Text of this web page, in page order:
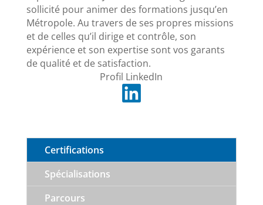
sollicité pour animer des formations jusqu’en
Métropole. Au travers de ses propres missions
et de celles qu’il dirige et contrôle, son
expérience et son expertise sont vos garants
de qualité et de satisfaction.
Profil LinkedIn
Certifications
Spécialisations
Parcours